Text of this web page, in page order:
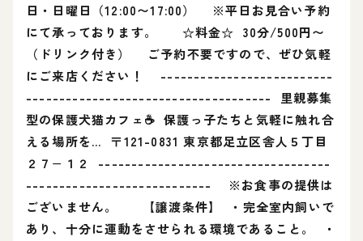
日・日曜日（12:00〜17:00） ※平日お見合い予約
にて承っております。 ☆料金☆ 30分/500円〜
（ドリンク付き） ご予約不要ですので、ぜひ気軽
にご来店ください！ --------------------------
------------------------------------- 里親募集
型の保護犬猫カフェ☕️ 保護っ子たちと気軽に触れ合
える場所を… 〒121-0831 東京都足立区舎人５丁目
２７−１２ -----------------------------------
---------------------------- ※お食事の提供は
ございません。 【譲渡条件】 ・完全室内飼いで
あり、十分に運動をさせられる環境であること。 ・